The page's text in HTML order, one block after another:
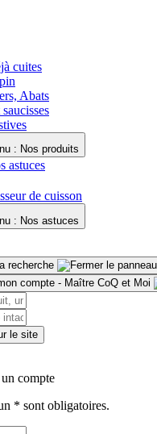
cuites
Abats
: Nos produits
astuces
de cuisson
: Nos astuces
compte
* sont obligatoires.